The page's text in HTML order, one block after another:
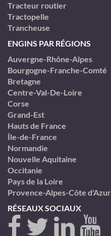
Tracteur routier
Tractopelle
Trancheuse
ENGINS PAR RÉGIONS
Auvergne-Rhône-Alpes
Bourgogne-Franche-Comté
Bretagne
Centre-Val-De-Loire
Corse
Grand-Est
Hauts de France
Île-de-France
Normandie
Nouvelle Aquitaine
Occitanie
Pays de la Loire
Provence-Alpes-Côte d'Azur
RÉSEAUX SOCIAUX